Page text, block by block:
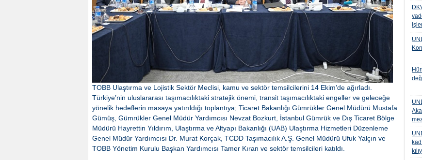
TOBB Ulaştırma ve Lojistik Sektör Meclisi, kamu ve sektör temsilcilerini 14 Ekim’de ağırladı.
Türkiye’nin uluslararası taşımacılıktaki stratejik önemi, transit taşımacılıktaki engeller ve geleceğe
yönelik hedeflerin masaya yatırıldığı toplantıya; Ticaret Bakanlığı Gümrükler Genel Müdürü Mustafa
Gümüş, Gümrükler Genel Müdür Yardımcısı Nevzat Bozkurt, İstanbul Gümrük ve Dış Ticaret Bölge
Müdürü Hayrettin Yıldırım, Ulaştırma ve Altyapı Bakanlığı (UAB) Ulaştırma Hizmetleri Düzenleme
Genel Müdür Yardımcısı Dr. Murat Korçak, TCDD Taşımacılık A.Ş. Genel Müdürü Ufuk Yalçın ve
TOBB Yönetim Kurulu Başkan Yardımcısı Tamer Kıran ve sektör temsilcileri katıldı.